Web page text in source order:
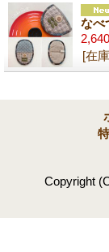
なべ
[在
Copyright